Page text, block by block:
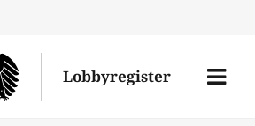
Lobbyregister
Menü